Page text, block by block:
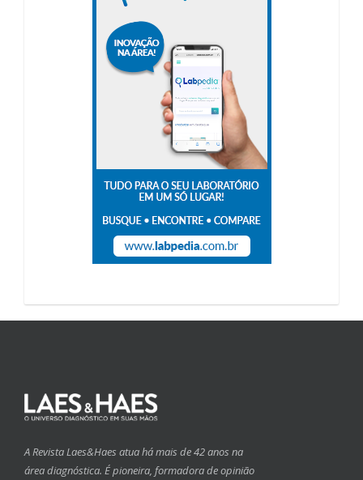
A Revista Laes&Haes atua há mais de 42 anos na
área diagnóstica. É pioneira, formadora de opinião